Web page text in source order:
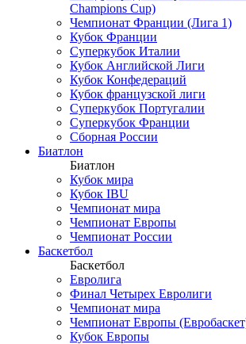
Champions Cup)
Чемпионат Франции (Лига 1)
Кубок Франции
Суперкубок Италии
Кубок Английской Лиги
Кубок Конфедераций
Кубок французской лиги
Суперкубок Португалии
Суперкубок Франции
Сборная России
Биатлон
Биатлон
Кубок мира
Кубок IBU
Чемпионат мира
Чемпионат Европы
Чемпионат России
Баскетбол
Баскетбол
Евролига
Финал Четырех Евролиги
Чемпионат мира
Чемпионат Европы
Кубок Европы